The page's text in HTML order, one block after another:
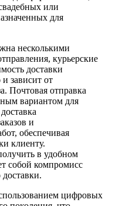
или
для
несколькими
курьерские
доставки
зависит от
Почтовая отправка
вариантом для
и
обеспечивая
клиенту.
в удобном
собой компромисс
цифровых